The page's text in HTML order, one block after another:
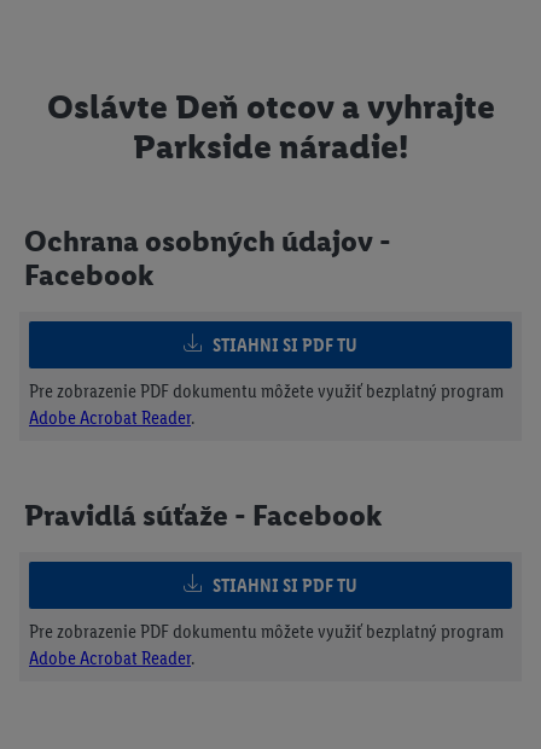
Oslávte Deň otcov a vyhrajte
Parkside náradie!
Ochrana osobných údajov -
Facebook
STIAHNI SI PDF TU
Pre zobrazenie PDF dokumentu môžete využiť bezplatný program
Adobe Acrobat Reader.
Pravidlá súťaže - Facebook
STIAHNI SI PDF TU
Pre zobrazenie PDF dokumentu môžete využiť bezplatný program
Adobe Acrobat Reader.